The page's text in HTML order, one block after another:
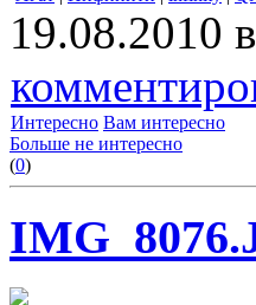
19.08.2010
Интересно Вам интересно
Больше не интересно
(0)